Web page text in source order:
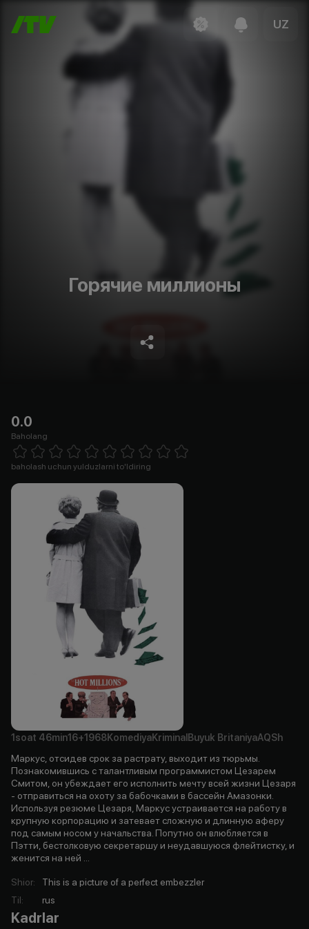
UZ
Горячие миллионы
0.0
Baholang
1 Star 2 Stars 3 Stars 4 Stars5 Stars 6 Stars7 Stars8 Stars
baholash uchun yulduzlarni to'ldiring
1soat 46min16+1968KomediyaKriminal Buyuk BritaniyaAQSh
Маркус, отсидев срок за растрату, выходит из тюрьмы.
Познакомившись с талантливым программистом Цезарем
Смитом, он убеждает его исполнить мечту всей жизни Цезаря
- отправиться на охоту за бабочками в бассейн Амазонки.
Используя резюме Цезаря, Маркус устраивается на работу в
крупную корпорацию и затевает сложную и длинную аферу
под самым носом у начальства. Попутно он влюбляется в
Пэтти, бестолковую секретаршу и неудавшуюся флейтистку, и
женится на ней ...
Shior:
This is a picture of a perfect embezzler
Til: rus
Kadrlar